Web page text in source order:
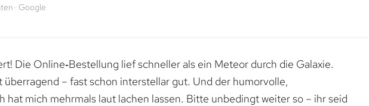
· Google
Die Online‑Bestellung lief schneller als ein Meteor durch die Galaxie.
– fast schon interstellar gut. Und der humorvolle,
hat mich mehrmals laut lachen lassen. Bitte unbedingt weiter so – ihr seid